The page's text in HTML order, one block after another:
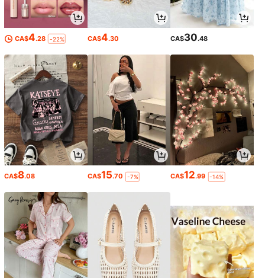
CA$4.28 -22% CA$4.30 CA$30.48
CA$8.08 CA$15.70 -7% CA$12.99 -14%